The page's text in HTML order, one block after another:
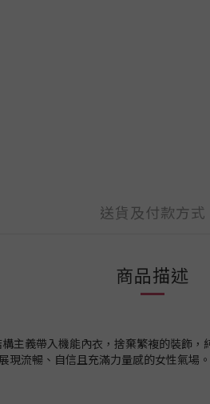
送貨及付款方式
商品描述
主義帶入機能內衣，捨棄繁複的裝飾
流暢、自信且充滿力量感的女性氣場。